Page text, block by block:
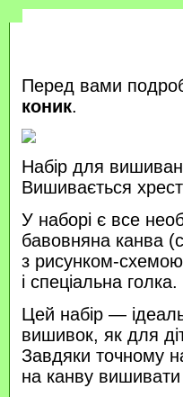
Перед вами
коник.
Набір для
Вишивається
У наборі є все
бавовняна канва
з рисунком-
і спеціальна голка.
Цей набір —
вишивок, як для
Завдяки точному
на канву